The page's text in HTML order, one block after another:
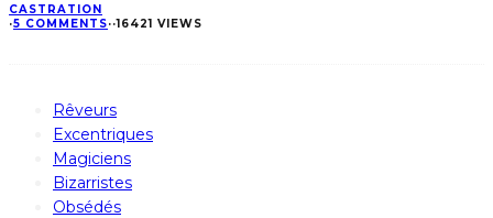
CASTRATION
·5 COMMENTS··16421 VIEWS
Rêveurs
Excentriques
Magiciens
Bizarristes
Obsédés